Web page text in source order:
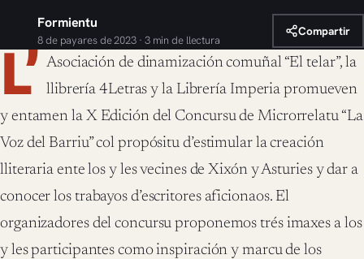
Formientu
8 de payares de 2023 · 3 min de llectura
Compartir
L’ Asociación de dinamización comuñal “El telar”, la
llibrería 4Letras y la Librería Imperia promueven
y entamen la X Edición del Concursu de Microrrelatu “La
Voz del Barriu” col propósitu d’estimular la creación
lliteraria ente los y les vecines de Xixón y Asturies y dar a
conocer los trabayos d’escritores aficionaos. El
organizadores del concursu proponemos trés imaxes a los
y les participantes como inspiración y marcu de los